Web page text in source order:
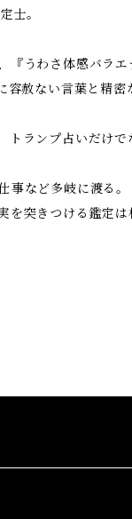
士。
『うわさ体感バラ
赦ない言葉と精
ランプ占いだけ
事など多岐に渡る。
突きつける鑑定